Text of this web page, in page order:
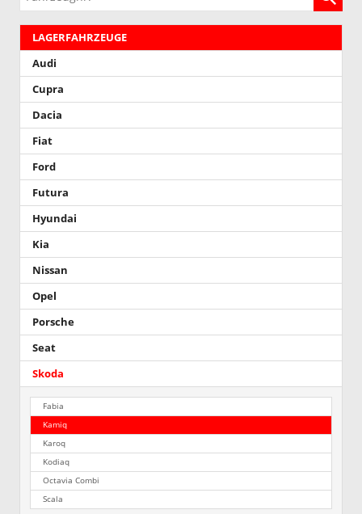
LAGERFAHRZEUGE
Audi
Cupra
Dacia
Fiat
Ford
Futura
Hyundai
Kia
Nissan
Opel
Porsche
Seat
Skoda
Fabia
Kamiq
Karoq
Kodiaq
Octavia Combi
Scala